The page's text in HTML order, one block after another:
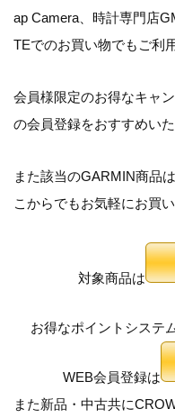
ap Camera、時計専門店
TEでのお買い物でもご利
会員様限定のお得なキャ
の会員登録をおすすめい
また該当のGARMIN商品
こからでもお気軽にお買
対象商品は
お得なポイントシステ
WEB会員登録は
また新品・中古共に